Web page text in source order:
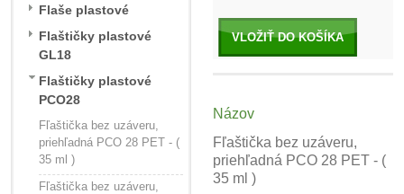
Flaše plastové
Flaštičky plastové
GL18
Flaštičky plastové
PCO28
Fľaštička bez uzáveru,
priehľadná PCO 28 PET - (
35 ml )
Fľaštička bez uzáveru,
VLOŽIŤ DO KOŠÍKA
Názov
Fľaštička bez uzáveru,
priehľadná PCO 28 PET - (
35 ml )